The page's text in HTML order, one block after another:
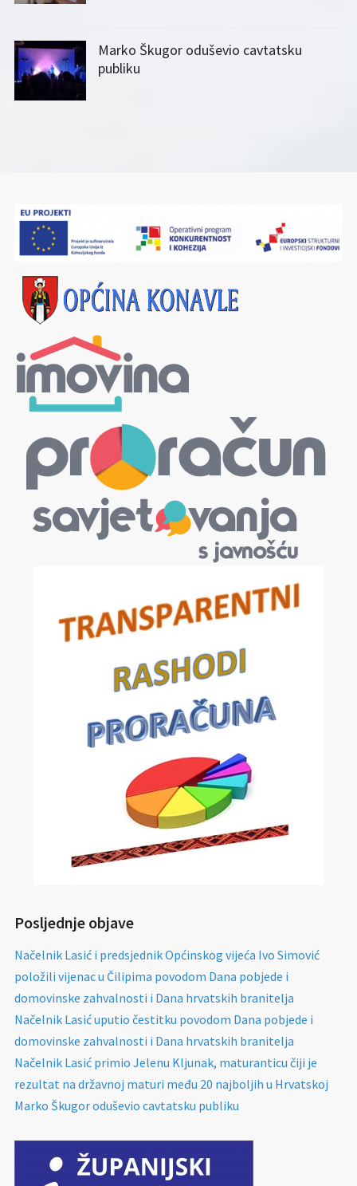
Marko Škugor oduševio cavtatsku
publiku
Posljednje objave
Načelnik Lasić i predsjednik Općinskog vijeća Ivo Simović
položili vijenac u Čilipima povodom Dana pobjede i
domovinske zahvalnosti i Dana hrvatskih branitelja
Načelnik Lasić uputio čestitku povodom Dana pobjede i
domovinske zahvalnosti i Dana hrvatskih branitelja
Načelnik Lasić primio Jelenu Kljunak, maturanticu čiji je
rezultat na državnoj maturi među 20 najboljih u Hrvatskoj
Marko Škugor oduševio cavtatsku publiku